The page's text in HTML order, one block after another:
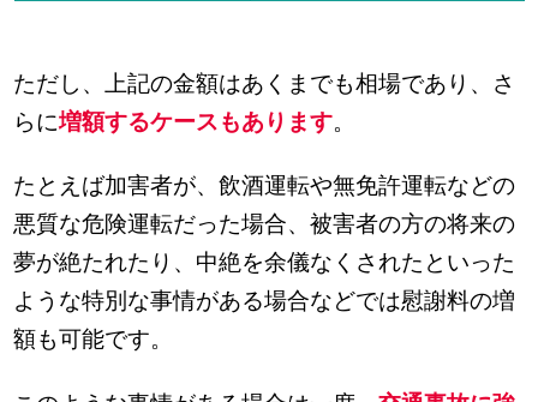
ただし、上記の金額はあくまでも相場であり、さ
らに増額するケースもあります。
たとえば加害者が、飲酒運転や無免許運転などの
悪質な危険運転だった場合、被害者の方の将来の
夢が絶たれたり、中絶を余儀なくされたといった
ような特別な事情がある場合などでは慰謝料の増
額も可能です。